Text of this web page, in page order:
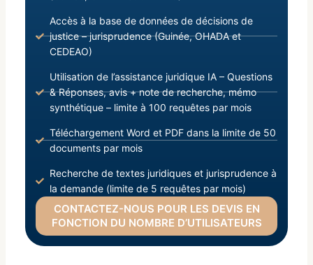
Accès à la base de données de décisions de
justice – jurisprudence (Guinée, OHADA et
CEDEAO)
Utilisation de l’assistance juridique IA – Questions
& Réponses, avis + note de recherche, mémo
synthétique – limite à 100 requêtes par mois
Téléchargement Word et PDF dans la limite de 50
documents par mois
Recherche de textes juridiques et jurisprudence à
la demande (limite de 5 requêtes par mois)
CONTACTEZ-NOUS POUR LES DEVIS EN
FONCTION DU NOMBRE D’UTILISATEURS